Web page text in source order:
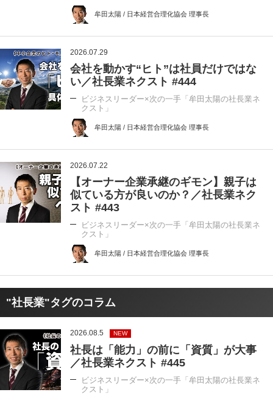
牟田太陽 / 日本経営合理化協会 理事長
2026.07.29
会社を動かす“ヒト”は社員だけではな
い／社長業ネクスト #444
ビジネスリーダー×次の一手「牟田太陽の社長業ネ
クスト」
牟田太陽 / 日本経営合理化協会 理事長
2026.07.22
【オーナー企業承継のギモン】親子は
似ている方が良いのか？／社長業ネク
スト #443
ビジネスリーダー×次の一手「牟田太陽の社長業ネ
クスト」
牟田太陽 / 日本経営合理化協会 理事長
"社長業"タグのコラム
2026.08.5 NEW
社長は「能力」の前に「資質」が大事
／社長業ネクスト #445
ビジネスリーダー×次の一手「牟田太陽の社長業ネ
クスト」